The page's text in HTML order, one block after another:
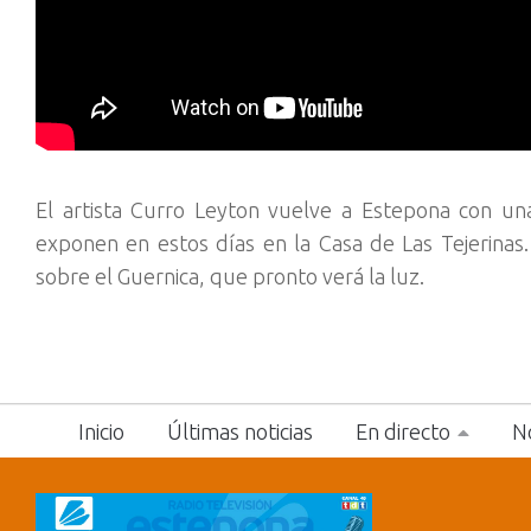
El artista Curro Leyton vuelve a Estepona con
exponen en estos días en la Casa de Las
sobre el Guernica, que pronto verá la luz.
Inicio Últimas noticias En directo